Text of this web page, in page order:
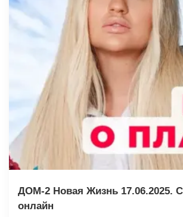
ДОМ-2 Новая Жизнь 17.06.2025.
онлайн